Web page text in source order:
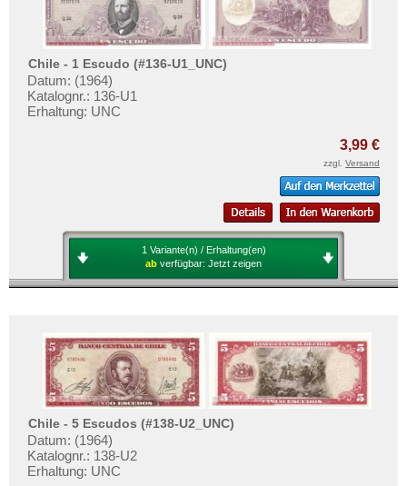
Chile - 1 Escudo (#136-U1_UNC)
Datum: (1964)
Katalognr.: 136-U1
Erhaltung: UNC
3,99 €
zzgl. Versand
1 Variante(n) / Erhaltung(en)
ab verfügbar: Jetzt zeigen
Chile - 5 Escudos (#138-U2_UNC)
Datum: (1964)
Katalognr.: 138-U2
Erhaltung: UNC